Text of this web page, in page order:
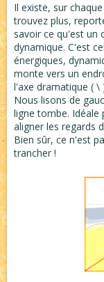
Il existe, sur
trouvez plus,
savoir ce qu'est un
dynamique. C'est
énergiques,
monte vers un
l'axe dramatique ( \
Nous lisons de
ligne tombe. Idéale
aligner les regards
Bien sûr, ce n'est
trancher !